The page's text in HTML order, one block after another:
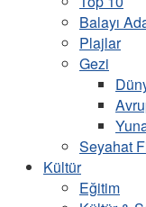
Balayı
Plajlar
Gezi
Seyahat
Kültür
Eğitim